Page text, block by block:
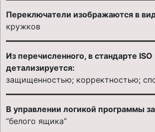
Переключатели изображаются в
кружков
Из перечисленного, в стандарте
детализируется:
защищенностью; корректностью;
В управлении логикой программы
“белого ящика”